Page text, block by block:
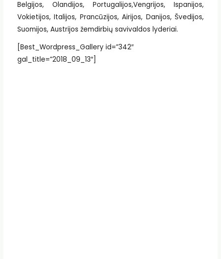
Belgijos, Olandijos, Portugalijos,Vengrijos, Ispanijos,
Vokietijos, Italijos, Prancūzijos, Airijos, Danijos, Švedijos,
Suomijos, Austrijos žemdirbių savivaldos lyderiai.
[Best_Wordpress_Gallery id=”342″
gal_title=”2018_09_13″]